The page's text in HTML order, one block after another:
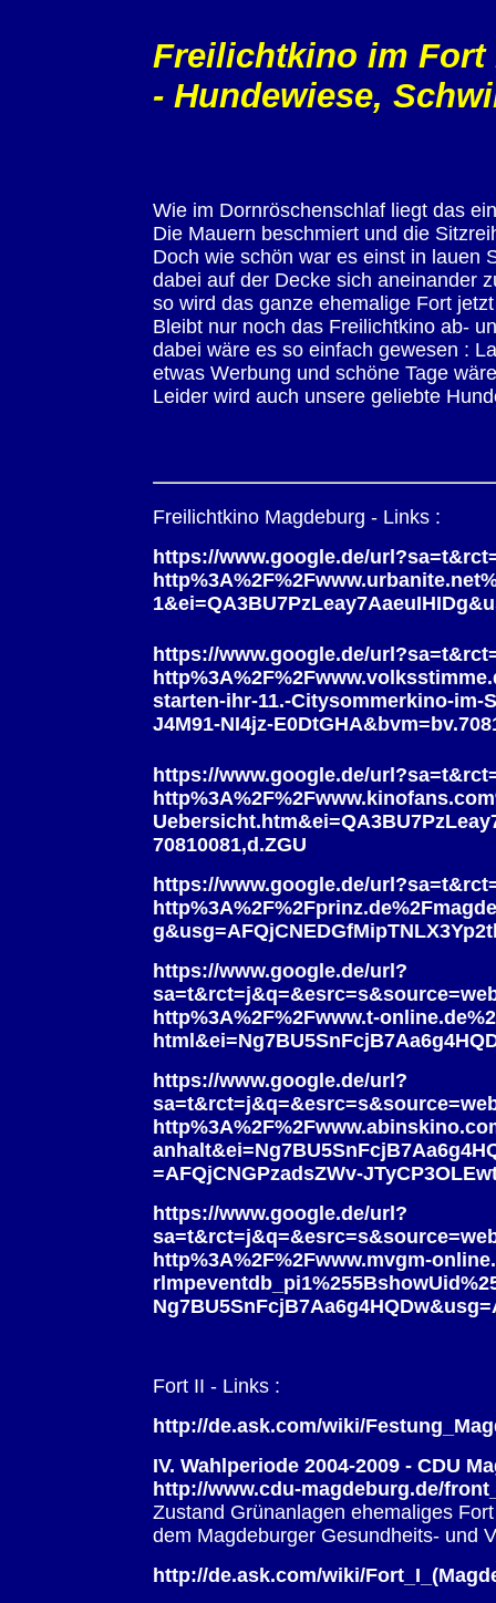
Freilichtkino im Fort
- Hundewiese,
Wie im Dornröschenschlaf liegt das
Die Mauern beschmiert und die
Doch wie schön war es einst in lauen
dabei auf der Decke sich aneinander
so wird das ganze ehemalige Fort
Bleibt nur noch das Freilichtkino ab-
dabei wäre es so einfach gewesen :
etwas Werbung und schöne Tage
Leider wird auch unsere geliebte
Freilichtkino Magdeburg - Links :
https://www.google.de/
https://www.google.de/
starten-ihr-11.-Citysommerkino-im-
J4M91-NI4jz-
https://www.google.de/
70810081,d.ZGU
https://www.google.de/
https://www.google.de/url?
http%3A%2F%2Fwww.t-
https://www.google.de/url?
=AFQjCNGPzadsZWv-
https://www.google.de/url?
http%3A%2F%2Fwww.mvgm-
Fort II - Links :
http://de.ask.com/wiki/
IV. Wahlperiode 2004-2009 - CDU
http://www.cdu-magdeburg.de/
Zustand Grünanlagen ehemaliges
dem Magdeburger Gesundheits- und
http://de.ask.com/wiki/